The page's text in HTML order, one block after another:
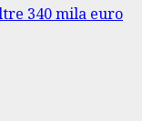
340 mila euro